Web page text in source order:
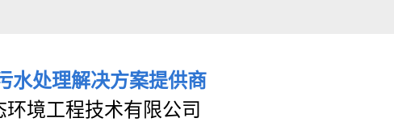
水处理解决方案提供商
境工程技术有限公司